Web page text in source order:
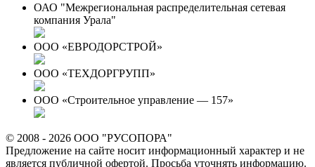
ОАО "Межрегиональная распределительная сетевая
компания Урала"
ООО «ЕВРОДОРСТРОЙ»
ООО «ТЕХДОРГРУПП»
ООО «Строительное управление — 157»
© 2008 - 2026 ООО "РУСОПОРА"
Предложение на сайте носит информационный характер и не
является публичной офертой. Просьба уточнять информацию.